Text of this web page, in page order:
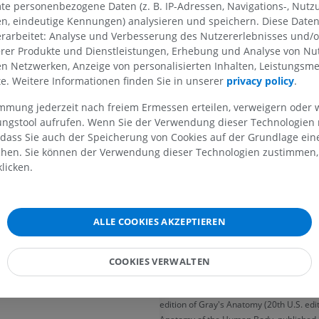
Absteigende Aorta
Halsganglion des Grenzstrangs
Oberen Kehlkopfnerv; lateral mit
Drosselvene und dem Nervus
der Nerv in einer Ebene dorsal
liegt; medial mit dem Rachen,
Kehlkopfnerv und der
Nervus glossopharyngeus, der
der Nervus accessorius und der
Unterzungennerv zwischen der
der Inneren Drosselvene.
MELDEN
Referenzen
edition of Gray's Anatomy (20th U.S.
MRT der Schulter
MRT
PREMIUM
MRT des Handgelenks
MRT
PREMIUM
MRT des Ellenbogens
MRT der Hand
MRT
PREMIUM
oberen Extremität
unteren
Röntgenbilder
KOSTENLOS
MRT
MRT
CT-
Kniegelenks
personenbezogene Daten (z. B. IP-Adressen, Navigations-,
eindeutige Kennungen) analysieren und speichern. Diese
Analyse und Verbesserung des Nutzererlebnisses und/
Produkte und Dienstleistungen, Erhebung und Analyse von
Netzwerken, Anzeige von personalisierten Inhalten,
Weitere Informationen finden Sie in unserer privacy policy.
jederzeit nach freiem Ermessen erteilen, verweigern oder
aufrufen. Wenn Sie der Verwendung dieser
Sie auch der Speicherung von Cookies auf der Grundlage
Sie können der Verwendung dieser Technologien
ALLE COOKIES AKZEPTIEREN
COOKIES VERWALTEN